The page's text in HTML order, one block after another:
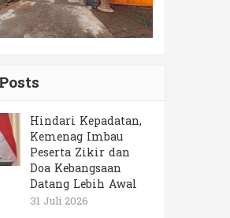
Hindari Kepadatan,
Kemenag Imbau
Peserta Zikir dan
Doa Kebangsaan
Datang Lebih Awal
31 Juli 2026